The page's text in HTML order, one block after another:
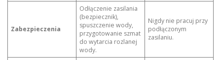
Zabezpieczenia
Odłączenie zasilania
(bezpiecznik),
spuszczenie wody,
przygotowanie szmat
do wytarcia rozlanej
wody.
Nigdy nie pracuj przy
podłączonym
zasilaniu.